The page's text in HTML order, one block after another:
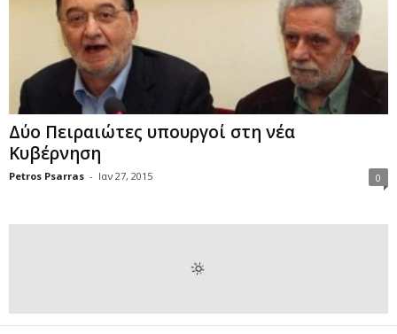
Δύο Πειραιώτες υπουργοί στη νέα
Κυβέρνηση
Petros Psarras - Ιαν 27, 2015 0